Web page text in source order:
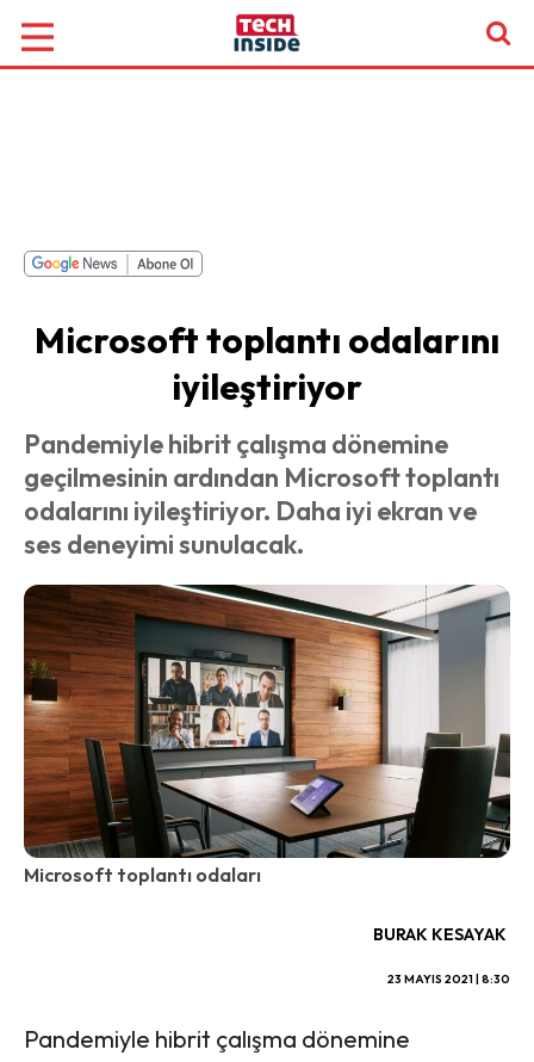
Microsoft toplantı odalarını
iyileştiriyor
Pandemiyle hibrit çalışma dönemine
geçilmesinin ardından Microsoft toplantı
odalarını iyileştiriyor. Daha iyi ekran ve
ses deneyimi sunulacak.
Microsoft toplantı odaları
BURAK KESAYAK
23 MAYIS 2021 | 8:30
Pandemiyle hibrit çalışma dönemine